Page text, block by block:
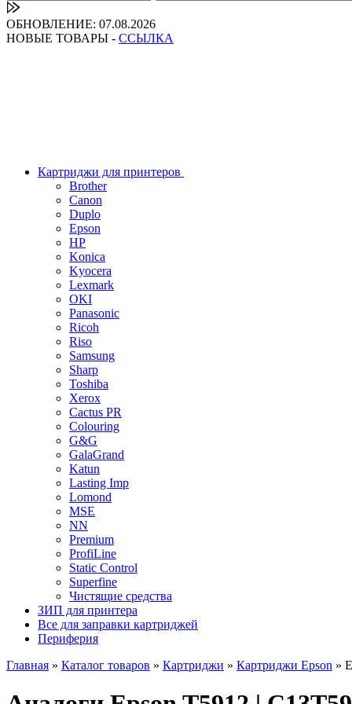
ОБНОВЛЕНИЕ: 07.08.2026
НОВЫЕ ТОВАРЫ - ССЫЛКА
Картриджи для принтеров
Brother
Canon
Duplo
Epson
HP
Konica
Kyocera
Lexmark
OKI
Panasonic
Ricoh
Riso
Samsung
Sharp
Toshiba
Xerox
Cactus PR
Colouring
G&G
GalaGrand
Katun
Lasting Imp
Lomond
MSE
NN
Premium
ProfiLine
Static Control
Superfine
Чистящие средства
ЗИП для принтера
Все для заправки картриджей
Периферия
Главная » Каталог товаров » Картриджи » Картриджи Epson »